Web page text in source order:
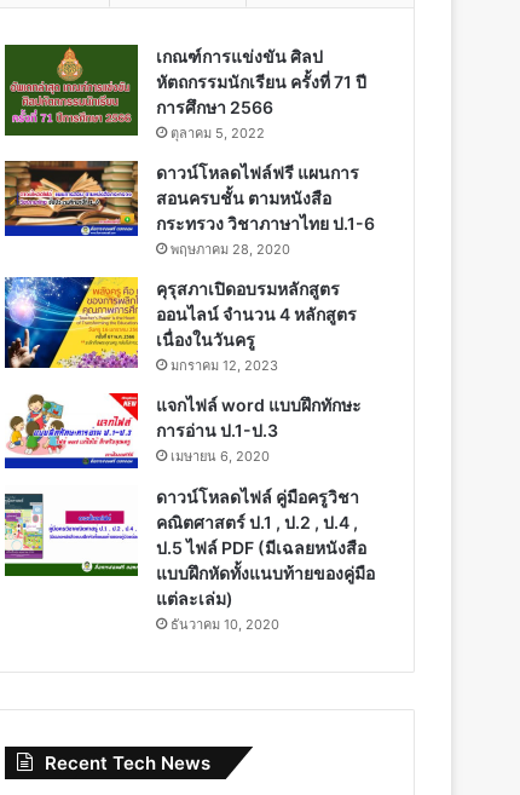
เกณฑ์การแข่งขัน ศิลป
หัตถกรรมนักเรียน ครั้งที่ 71 ปี
การศึกษา 2566
ตุลาคม 5, 2022
ดาวน์โหลดไฟล์ฟรี แผนการ
สอนครบชั้น ตามหนังสือ
กระทรวง วิชาภาษาไทย ป.1-6
พฤษภาคม 28, 2020
คุรุสภาเปิดอบรมหลักสูตร
ออนไลน์ จำนวน 4 หลักสูตร
เนื่องในวันครู
มกราคม 12, 2023
แจกไฟล์ word แบบฝึกทักษะ
การอ่าน ป.1-ป.3
เมษายน 6, 2020
ดาวน์โหลดไฟล์ คู่มือครูวิชา
คณิตศาสตร์ ป.1 , ป.2 , ป.4 ,
ป.5 ไฟล์ PDF (มีเฉลยหนังสือ
แบบฝึกหัดทั้งแนบท้ายของคู่มือ
แต่ละเล่ม)
ธันวาคม 10, 2020
Recent Tech News